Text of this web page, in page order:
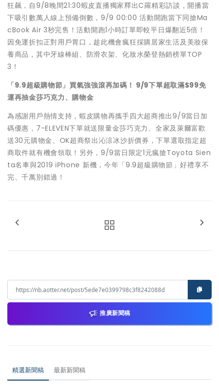
狂飆，自9/8晚間21:30蝦皮直播獨家釋出C羅精彩訪談，開播當
下吸引數萬人線上預備倒數，9/9 00:00 活動開跑當下同搶Ma
cBook Air 3秒完售！活動開跑1小時訂單即較平日爆翻近5倍！
因免運折扣正對用戶胃口，趁此機會瘋狂採購居家生活及美妝保
養商品，其中牙線棒組、防滑衣架、化妝水榮登熱銷榜單TOP
3！
「9.9超級購物節」買氣強強滾再加碼！ 9/9下單超取滿$99免
運再抽金莎巧克力、購物金
為感謝用戶熱情支持，蝦皮購物再攜手四大超商推出9/9當日加
碼優惠，7-ELEVEN下單就送限量金莎巧克力、全家及萊爾富歡
送30元購物金、OK超商祭出沁涼冰沙折價券，下單選取指定超
商取件就有機會領取！另外，9/9當日限定1元瘋搶Toyota Sien
ta名車與2019 iPhone 新機，今年「9.9超級購物節」好禮享不
完、千萬別錯過！
推廣新聞稿
精選新聞稿 最新新聞稿